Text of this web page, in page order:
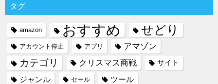
タグ
amazon おすすめ せどり
アカウント停止 アプリ アマゾン
カテゴリ クリスマス商戦 サイト
ジャンル セール ツール